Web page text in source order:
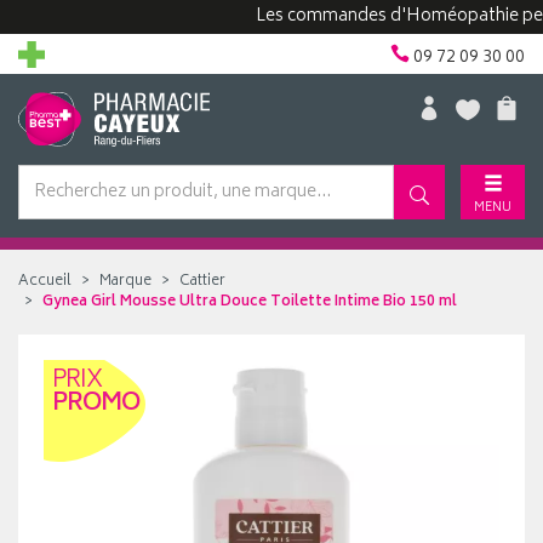
Les commandes d'Homéopathie
09 72 09 30 00
MENU
Accueil Marque
Cattier
Gynea Girl Mousse Ultra Douce Toilette Intime Bio 150 ml
PRIX
PROMO